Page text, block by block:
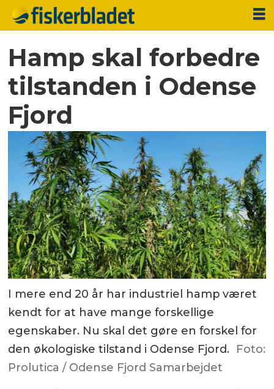
Hamp skal forbedre
tilstanden i Odense
Fjord
I mere end 20 år har industriel hamp været
kendt for at have mange forskellige
egenskaber. Nu skal det gøre en forskel for
den økologiske tilstand i Odense Fjord. Foto:
Prolutica / Odense Fjord Samarbejdet